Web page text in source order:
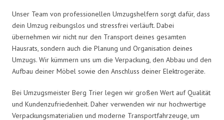
Unser Team von professionellen Umzugshelfern sorgt dafür, dass
dein Umzug reibungslos und stressfrei verläuft. Dabei
übernehmen wir nicht nur den Transport deines gesamten
Hausrats, sondern auch die Planung und Organisation deines
Umzugs. Wir kümmern uns um die Verpackung, den Abbau und den
Aufbau deiner Möbel sowie den Anschluss deiner Elektrogeräte.
Bei Umzugsmeister Berg Trier legen wir großen Wert auf Qualität
und Kundenzufriedenheit. Daher verwenden wir nur hochwertige
Verpackungsmaterialien und moderne Transportfahrzeuge, um